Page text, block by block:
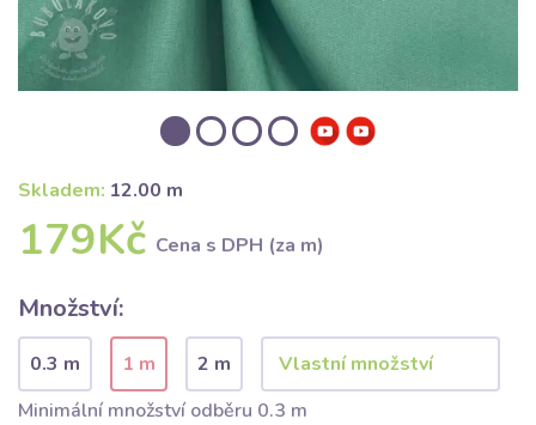
Skladem: 12.00 m
179Kč Cena s DPH (za m)
Množství:
0.3 m 1 m
2 m
Minimální množství odběru 0.3 m